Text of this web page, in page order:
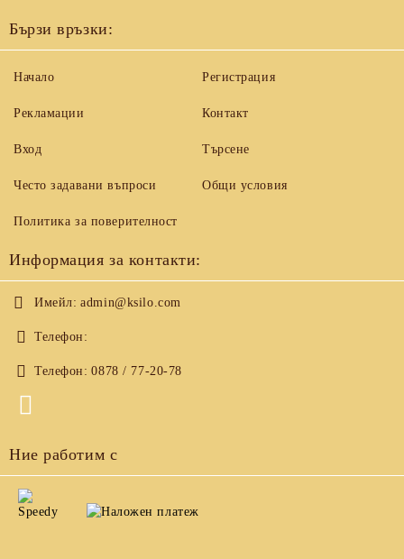
Бързи връзки:
Начало
Рекламации
Вход
Често задавани въпроси
Регистрация
Контакт
Търсене
Общи условия
Политика за поверителност
Информация за контакти:
Имейл: admin@ksilo.com
Телефон:
Телефон: 0878 / 77-20-78
Ние работим с